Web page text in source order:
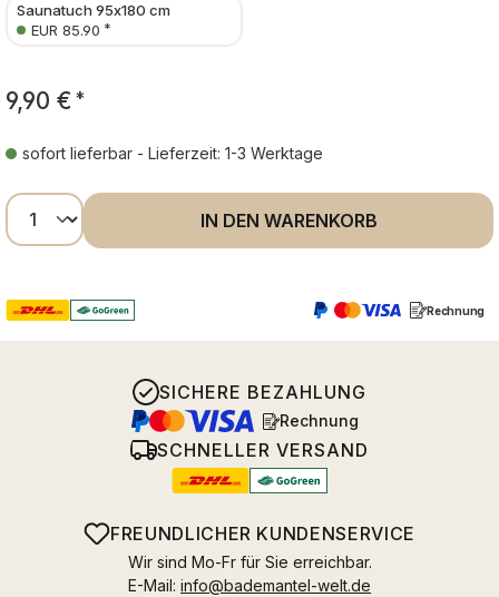
Saunatuch 95x180 cm
EUR 85.90 *
9,90 € *
sofort lieferbar - Lieferzeit: 1-3 Werktage
Produkt Anzahl: Gib den gewünschten
IN DEN WARENKORB
Rechnung
SICHERE BEZAHLUNG
Rechnung
SCHNELLER VERSAND
FREUNDLICHER KUNDENSERVICE
Wir sind Mo-Fr für Sie erreichbar.
E-Mail: info@bademantel-welt.de